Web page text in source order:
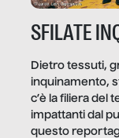
SFILATE
Dietro tessuti,
inquinamento,
c’è la filiera del
impattanti dal
questo